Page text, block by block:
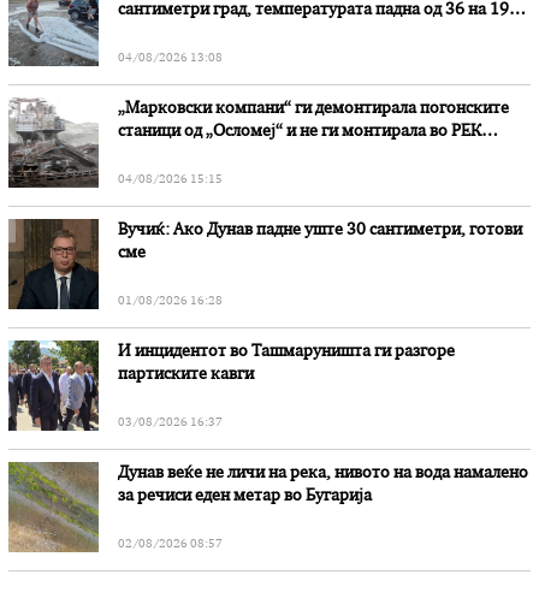
сантиметри град, температурата падна од 36 на 19
04/08/2026 13:08
„Марковски компани“ ги демонтирала погонските
станици од „Осломеј“ и не ги монтирала во РЕК
04/08/2026 15:15
Вучиќ: Ако Дунав падне уште 30 сантиметри, готови
сме
01/08/2026 16:28
И инцидентот во Ташмаруништa ги разгоре
партиските кавги
03/08/2026 16:37
Дунав веќе не личи на река, нивото на вода намалено
за речиси еден метар во Бугарија
02/08/2026 08:57